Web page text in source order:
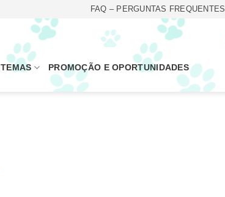
FAQ – PERGUNTAS FREQUENTES
TEMAS PROMOÇÃO E OPORTUNIDADES